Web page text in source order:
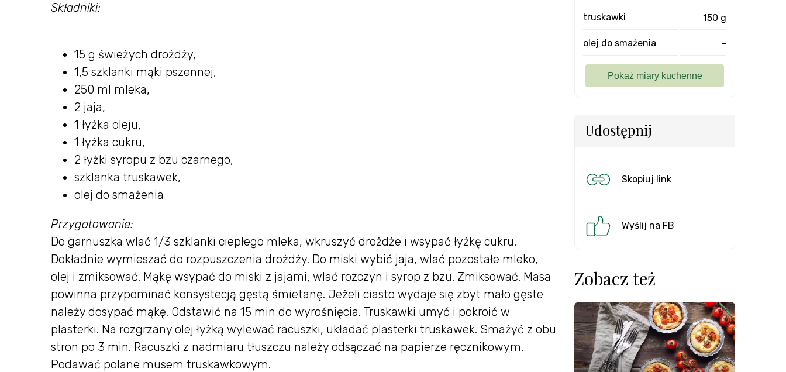
Składniki:
15 g świeżych drożdży,
1,5 szklanki mąki pszennej,
250 ml mleka,
2 jaja,
1 łyżka oleju,
1 łyżka cukru,
2 łyżki syropu z bzu czarnego,
szklanka truskawek,
olej do smażenia
Przygotowanie:
Do garnuszka wlać 1/3 szklanki ciepłego mleka, wkruszyć drożdże i wsypać łyżkę cukru.
Dokładnie wymieszać do rozpuszczenia drożdży. Do miski wybić jaja, wlać pozostałe mleko,
olej i zmiksować. Mąkę wsypać do miski z jajami, wlać rozczyn i syrop z bzu. Zmiksować. Masa
powinna przypominać konsystecją gęstą śmietanę. Jeżeli ciasto wydaje się zbyt mało gęste
należy dosypać mąkę. Odstawić na 15 min do wyrośnięcia. Truskawki umyć i pokroić w
plasterki. Na rozgrzany olej łyżką wylewać racuszki, układać plasterki truskawek. Smażyć z obu
stron po 3 min. Racuszki z nadmiaru tłuszczu należy odsączać na papierze ręcznikowym.
Podawać polane musem truskawkowym.
truskawki 150 g
olej do smażenia -
Udostępnij
Skopiuj link
Wyślij na FB
Zobacz też